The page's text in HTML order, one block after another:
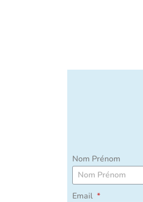
Nom Prénom
Email